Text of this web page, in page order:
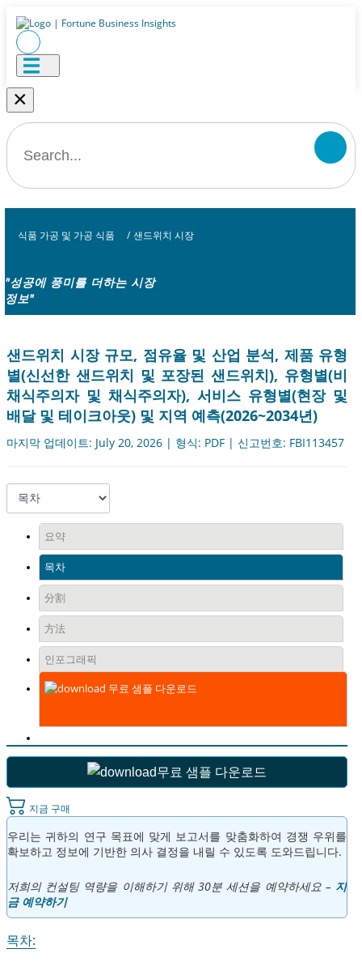
×
식품 가공 및 가공 식품 / 샌드위치 시장
"성공에 풍미를 더하는 시장
정보"
샌드위치 시장 규모, 점유율 및 산업 분석, 제품 유형
별(신선한 샌드위치 및 포장된 샌드위치), 유형별(비
채식주의자 및 채식주의자), 서비스 유형별(현장 및
배달 및 테이크아웃) 및 지역 예측(2026~2034년)
마지막 업데이트: July 20, 2026 | 형식: PDF | 신고번호: FBI113457
요약
목차
分割
方法
인포그래픽
무료 샘플 다운로드
무료 샘플 다운로드
지금 구매
우리는 귀하의 연구 목표에 맞게 보고서를 맞춤화하여 경쟁 우위를
확보하고 정보에 기반한 의사 결정을 내릴 수 있도록 도와드립니다.
저희의 컨설팅 역량을 이해하기 위해 30분 세션을 예약하세요 – 지
금 예약하기
목차: